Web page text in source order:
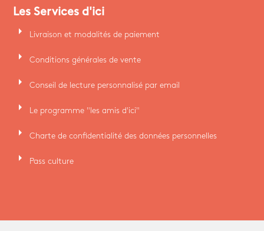
Les Services d'ici
arrow_right Livraison et modalités de paiement
arrow_right Conditions générales de vente
arrow_right Conseil de lecture personnalisé par email
arrow_right Le programme "les amis d'ici"
arrow_right Charte de confidentialité des données personnelles
arrow_right Pass culture